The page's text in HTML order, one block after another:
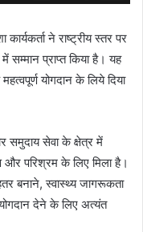
ने राष्ट्रीय स्तर पर
सम्मान प्राप्त किया है। यह
योगदान के लिये दिया
समुदाय सेवा के क्षेत्र में
और परिश्रम के लिए मिला है।
बनाने, स्वास्थ्य जागरूकता
देने के लिए अत्यंत